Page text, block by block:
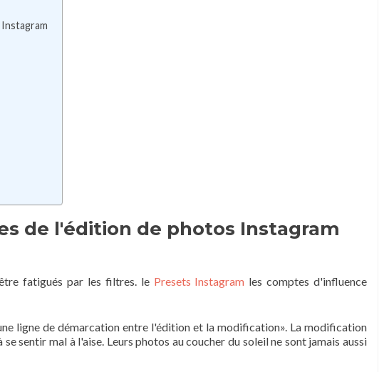
de l'édition de photos Instagram
fatigués par les filtres. le Presets Instagram les comptes d'influence
ligne de démarcation entre l'édition et la modification». La modification
sentir mal à l'aise. Leurs photos au coucher du soleil ne sont jamais aussi